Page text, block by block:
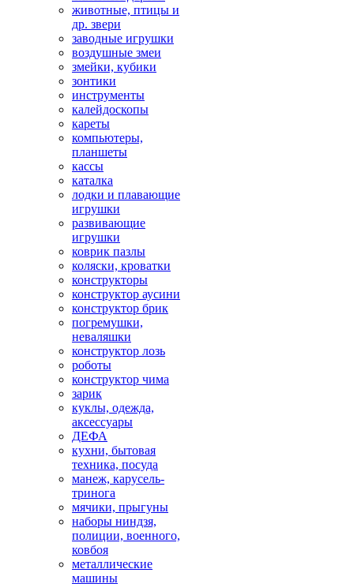
животные, птицы и
др. звери
заводные игрушки
воздушные змеи
змейки, кубики
зонтики
инструменты
калейдоскопы
кареты
компьютеры,
планшеты
кассы
каталка
лодки и плавающие
игрушки
развивающие
игрушки
коврик пазлы
коляски, кроватки
конструкторы
конструктор аусини
конструктор брик
погремушки,
неваляшки
конструктор лозь
роботы
конструктор чима
зарик
куклы, одежда,
аксессуары
ДЕФА
кухни, бытовая
техника, посуда
манеж, карусель-
тринога
мячики, прыгуны
наборы ниндзя,
полиции, военного,
ковбоя
металлические
машины